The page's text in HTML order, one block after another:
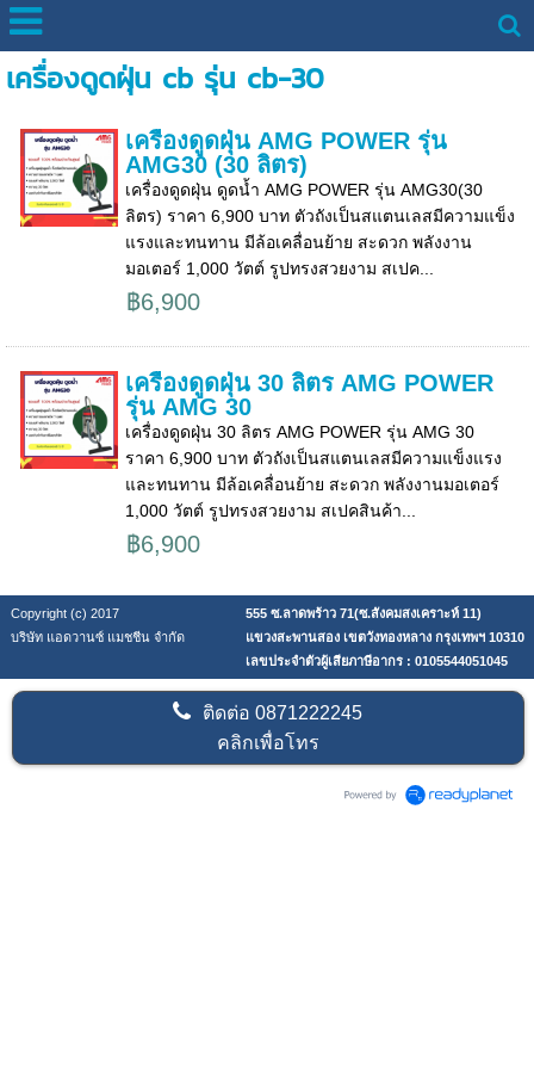
เครื่องดูดฝุ่น cb รุ่น cb-30
เครื่องดูดฝุ่น AMG POWER รุ่น
AMG30 (30 ลิตร)
เครื่องดูดฝุ่น ดูดน้ำ AMG POWER รุ่น AMG30(30
ลิตร) ราคา 6,900 บาท ตัวถังเป็นสแตนเลสมีความแข็ง
แรงและทนทาน มีล้อเคลื่อนย้าย สะดวก พลังงาน
มอเตอร์ 1,000 วัตต์ รูปทรงสวยงาม สเปค...
฿6,900
เครื่องดูดฝุ่น 30 ลิตร AMG POWER
รุ่น AMG 30
เครื่องดูดฝุ่น 30 ลิตร AMG POWER รุ่น AMG 30
ราคา 6,900 บาท ตัวถังเป็นสแตนเลสมีความแข็งแรง
และทนทาน มีล้อเคลื่อนย้าย สะดวก พลังงานมอเตอร์
1,000 วัตต์ รูปทรงสวยงาม สเปคสินค้า...
฿6,900
Copyright (c) 2017
555 ซ.ลาดพร้าว 71(ซ.สังคมสงเคราะห์ 11)
บริษัท แอดวานซ์ แมชชีน จำกัด
แขวงสะพานสอง เขตวังทองหลาง กรุงเทพฯ 10310
เลขประจำตัวผู้เสียภาษีอากร : 0105544051045
ติดต่อ0871222245
คลิกเพื่อโทร